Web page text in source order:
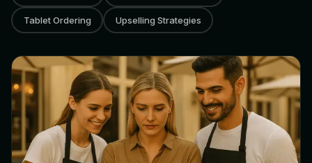
Tablet Ordering Upselling Strategies